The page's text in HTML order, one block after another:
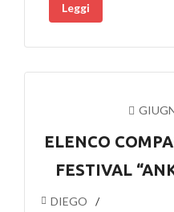
Leggi
ELENCO
FESTIVAL
DIEGO